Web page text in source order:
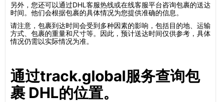
另外，您还可以通过DHL客服热线或在线客服平台咨询包裹的送达
时间。他们会根据包裹的具体情况为您提供准确的信息。
请注意，包裹到达时间会受到多种因素的影响，包括目的地、运输
方式、包裹的重量和尺寸等。因此，预计送达时间仅供参考，具体
情况仍需以实际情况为准。
通过track.global服务查询包
裹 DHL的位置。